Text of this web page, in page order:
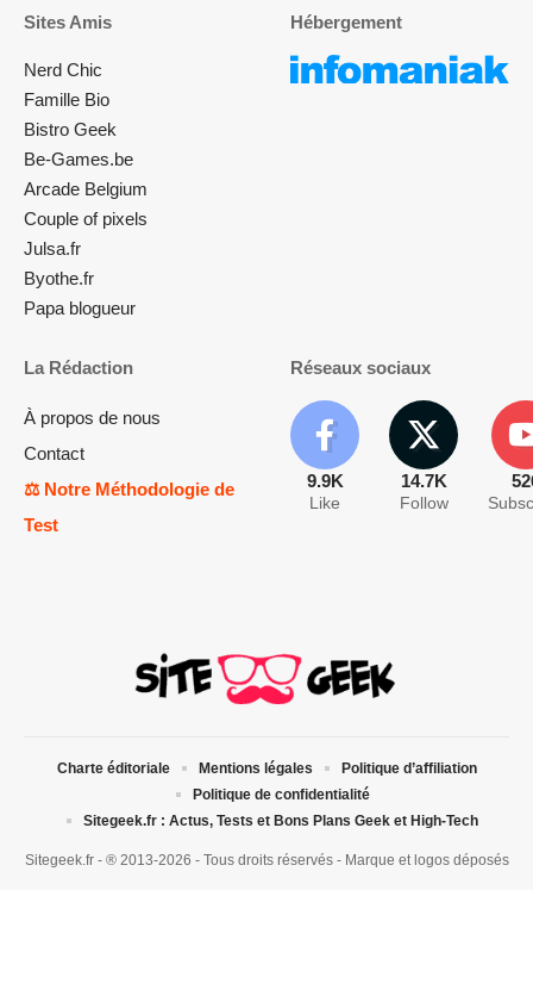
Sites Amis
Nerd Chic
Famille Bio
Bistro Geek
Be-Games.be
Arcade Belgium
Couple of pixels
Julsa.fr
Byothe.fr
Papa blogueur
Hébergement
La Rédaction
À propos de nous
Contact
⚖️ Notre Méthodologie de
Test
Réseaux sociaux
9.9K
Like
14.7K
Follow
Sitegeek.fr - ® 2013-2026 - Tous droits réservés - Marque et logos déposés
Charte éditoriale Mentions légales
Politique d’affiliation
Politique de confidentialité
Sitegeek.fr : Actus, Tests et Bons Plans Geek et High-Tech